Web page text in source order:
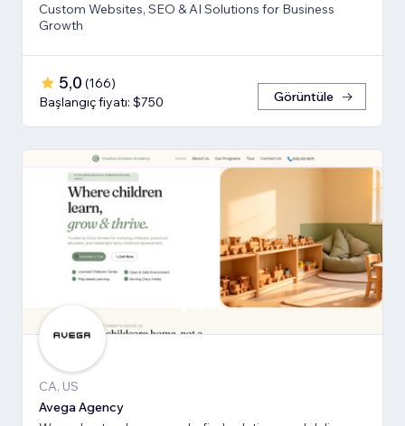
Custom Websites, SEO & AI Solutions for Business
Growth
5,0 (166)
Başlangıç fiyatı: $750
Görüntüle
CA, US
Avega Agency